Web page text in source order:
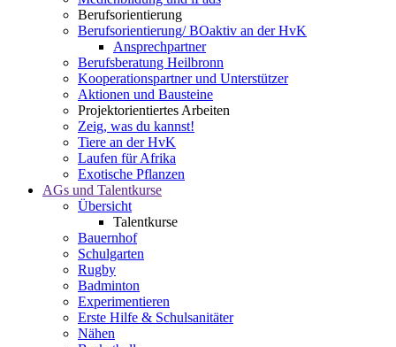
Berufsorientierung
Berufsorientierung/ BOaktiv an der HvK
Ansprechpartner
Berufsberatung Heilbronn
Kooperationspartner und Unterstützer
Aktionen und Bausteine
Projektorientiertes Arbeiten
Zeig, was du kannst!
Tiere an der HvK
Laufen für Afrika
Exotische Pflanzen
AGs und Talentkurse
Übersicht
Talentkurse
Bauernhof
Schulgarten
Rugby
Badminton
Experimentieren
Erste Hilfe & Schulsanitäter
Nähen